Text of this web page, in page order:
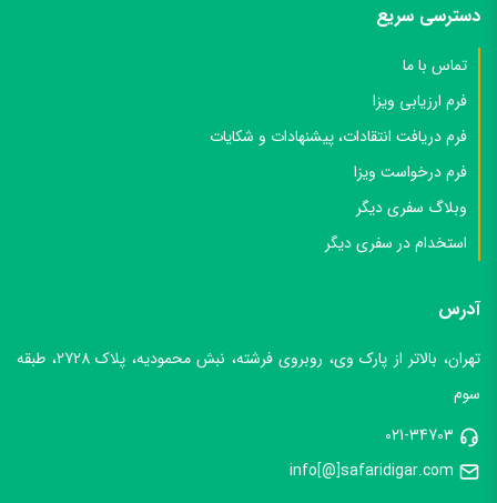
دسترسی سریع
تماس با ما
فرم ارزیابی ویزا
فرم دریافت انتقادات، پیشنهادات و شکایات
فرم درخواست ویزا
وبلاگ سفری دیگر
استخدام در سفری دیگر
آدرس
تهران، بالاتر از پارک وی، روبروی فرشته، نبش محمودیه، پلاک 2728، طبقه
سوم
021-34703
info[@]safaridigar.com